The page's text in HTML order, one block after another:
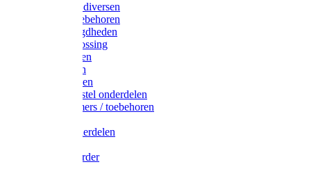
Koe / Stier diversen
Melkers toebehoren
Stalbenodigdheden
Kalververlossing
Stierenringen
Onthoornen
Kalverflessen
Koerugborstel onderdelen
Kalveremmers / toebehoren
Koelift onderdelen
Uieronthaarder